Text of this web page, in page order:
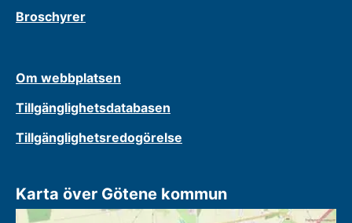
Broschyrer
Om webbplatsen
Tillgänglighetsdatabasen
Tillgänglighetsredogörelse
Karta över Götene kommun